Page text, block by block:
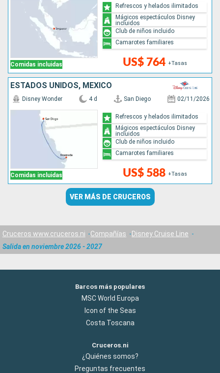
Comidas incluidas US$ 764 +Tasas
Refrescos y helados ilimitados
Mágicos espectáculos Disney
incluidos
Club de niños incluido
Camarotes familiares
ESTADOS UNIDOS, MÉXICO
Comidas incluidas
Disney Wonder 4 d San Diego 02/11/2026
US$ 588 +Tasas
Refrescos y helados ilimitados
Mágicos espectáculos Disney
incluidos
Club de niños incluido
Camarotes familiares
VER MÁS DE CRUCEROS
Cruceros www.cruceros.ni Compañías
Disney Cruise Line
Salida en noviembre 2026 - 2027
Barcos más populares
MSC World Europa
Icon of the Seas
Costa Toscana
Cruceros.ni
¿Quiénes somos?
Preguntas frecuentes